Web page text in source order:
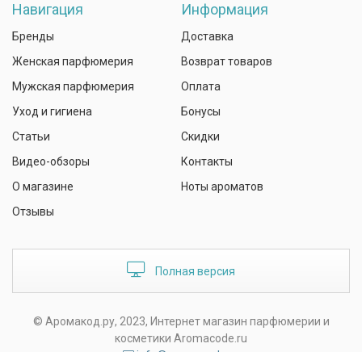
Навигация
Бренды
Женская парфюмерия
Мужская парфюмерия
Уход и гигиена
Статьи
Видео-обзоры
О магазине
Отзывы
Информация
Доставка
Возврат товаров
Оплата
Бонусы
Скидки
Контакты
Ноты ароматов
Полная версия
© Аромакод.ру, 2023, Интернет магазин парфюмерии и
косметики Aromacode.ru